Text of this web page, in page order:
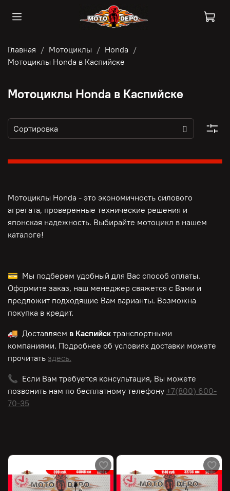
Главная Мотоциклы
Honda
Мотоциклы Honda в Каспийске
Мотоциклы Honda в Каспийске
Мотоциклы Honda - это экономичность силового
агрегата, проверенные технические решения и
японская надежность. Выбирайте мотоцикл в нашем
каталоге!
💳 Мы подберем удобный для Вас способ оплаты.
Оформите заказ, наш менеджер свяжется с Вами и
предложит подходящие Вам варианты. Возможна
покупка в кредит.
🚚 Доставляем в Каспийск транспортными
компаниями. Подробнее об условиях доставки можете
прочитать здесь.
📞 Если Вам требуется консультация, Вы можете
позвонить нам по бесплатному телефону +7(800) 600-
70-35